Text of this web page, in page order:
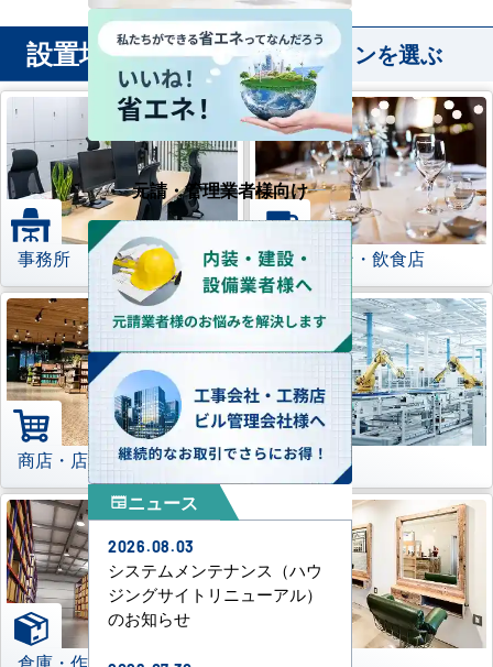
設置場所 から業務用エアコンを選ぶ
事務所 レストラン・飲食店
商店・店舗 工場
倉庫・作業場
元請・管理業者様向け
newspaperニュース
2026.08.03
システムメンテナンス（ハウ
ジングサイトリニューアル）
のお知らせ